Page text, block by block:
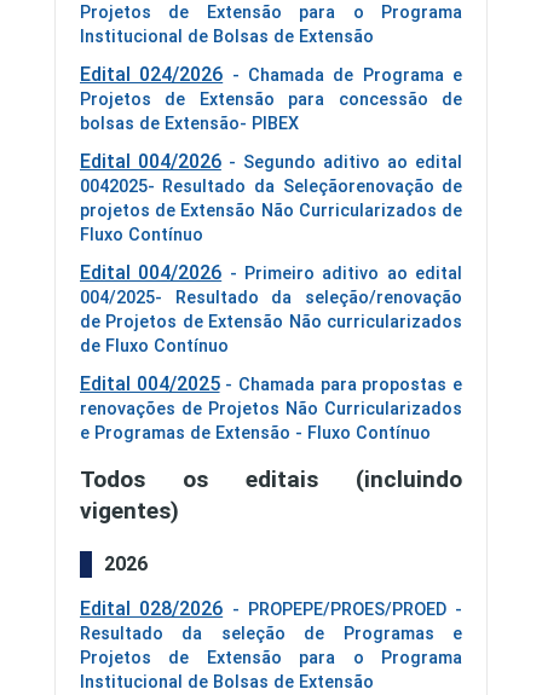
Projetos de Extensão para o Programa
Institucional de Bolsas de Extensão
Edital 024/2026 - Chamada de Programa e
Projetos de Extensão para concessão de
bolsas de Extensão- PIBEX
Edital 004/2026- Segundo aditivo ao edital
0042025- Resultado da Seleçãorenovação de
projetos de Extensão Não Curricularizados de
Fluxo Contínuo
Edital 004/2026 - Primeiro aditivo ao edital
004/2025- Resultado da seleção/renovação
de Projetos de Extensão Não curricularizados
de Fluxo Contínuo
Edital 004/2025- Chamada para propostas e
renovações de Projetos Não Curricularizados
e Programas de Extensão - Fluxo Contínuo
Todos os editais (incluindo
vigentes)
2026
Edital 028/2026 - PROPEPE/PROES/PROED -
Resultado da seleção de Programas e
Projetos de Extensão para o Programa
Institucional de Bolsas de Extensão